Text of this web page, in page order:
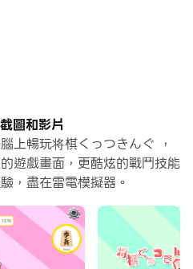
圖和影片
上暢玩将棋くっつきんぐ ，
遊戲畫面，更酷炫的戰鬥技能
，盡在雷電模擬器。